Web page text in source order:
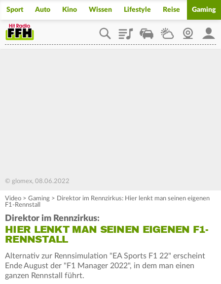
Sport Auto Kino Wissen Lifestyle Reise Gaming
PlaylistStaupilotWetterWebcam
© glomex, 08.06.2022
Video > Gaming > Direktor im Rennzirkus: Hier lenkt man seinen eigenen
F1-Rennstall
Direktor im Rennzirkus:
HIER LENKT MAN SEINEN EIGENEN F1-
RENNSTALL
Alternativ zur Rennsimulation "EA Sports F1 22" erscheint
Ende August der "F1 Manager 2022", in dem man einen
ganzen Rennstall führt.